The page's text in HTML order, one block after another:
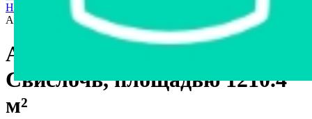
Недвижимость
› Коммерческая недвижимость
Административное здание в г. Свислочь, площадью 1210.4 м²
Административное здание в г.
Свислочь, площадью 1210.4
м²